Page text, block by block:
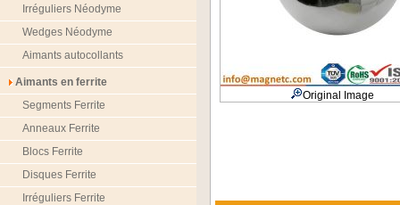
Irréguliers Néodyme
Wedges Néodyme
Aimants autocollants
Aimants en ferrite
Segments Ferrite
Anneaux Ferrite
Blocs Ferrite
Disques Ferrite
Irréguliers Ferrite
Original Image